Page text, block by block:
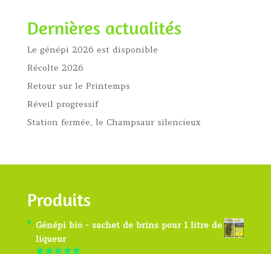
Dernières actualités
Le génépi 2026 est disponible
Récolte 2026
Retour sur le Printemps
Réveil progressif
Station fermée, le Champsaur silencieux
Produits
Génépi bio - sachet de brins pour 1 litre de
liqueur